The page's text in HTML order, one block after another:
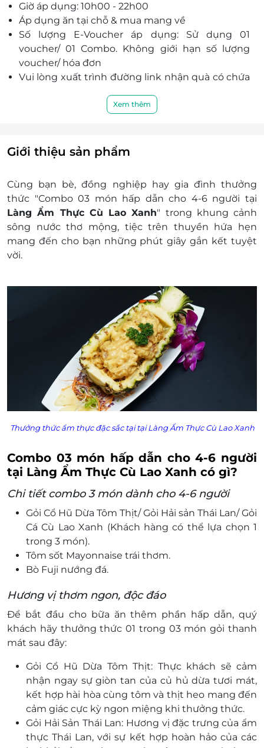
góc nhìn hướng tầm mắt về Chung cư Grand
View - Quận 7, ta như nhỏ lại dưới sự chở che của
mẹ thiên nhiên khi bao bọc nhà hàng là dòng
nước nhẹ nhàng uốn quanh.
Đội ngũ nhân viên được đào tạo bài bản, chuyên
nghiệp để mang đến dịch vụ, trải nghiệm tiệc
tốt nhất cho Quý khách hàng đến với Làng Ẩm
Giờ áp dụng: 10h00 - 22h00
Áp dụng ăn tại chỗ & mua mang về
Số lượng E-Voucher áp dụng: Sử dụng 01
voucher/ 01 Combo. Không giới hạn số lượng
voucher/ hóa đơn
Vui lòng xuất trình đường link nhận quà có chứa
cho nhân viên tại quầy trước khi thanh toán để
989 8000 - 0932 051 939 trước khi đến để được
hỗ trợ & phục vụ tốt nhất
Phong, Quận 7, Thành phố Hồ Chí Minh (Bến
tàu Marina Club)
E-Voucher/E-Coupon không có giá trị quy đổi
thành tiền mặt, không trả lại tiền thừa
Không áp dụng đồng thời với chương trình
khuyến mại khác
Khách hàng vui lòng bù thêm phần chênh lệch
phát sinh (nếu có) & thanh toán trực tiếp nhà
Xem thêm
Giới thiệu sản phẩm
Cùng bạn bè, đồng nghiệp hay gia đình thưởng
thức "Combo 03 món hấp dẫn cho 4-6 người tại
Làng Ẩm Thực Cù Lao Xanh" trong khung cảnh
sông nước thơ mộng, tiệc trên thuyền hứa hẹn
mang đến cho bạn những phút giây gắn kết tuyệt
vời.
Thưởng thức ẩm thực đặc sắc tạitại Làng Ẩm Thực Cù Lao Xanh
Combo 03 món hấp dẫn cho 4-6 người
tại Làng Ẩm Thực Cù Lao Xanh có gì?
Chi tiết combo 3 món dành cho 4-6 người
Gỏi Cổ Hũ Dừa Tôm Thịt/ Gỏi Hải sản Thái Lan/ Gỏi
Cá Cù Lao Xanh (Khách hàng có thể lựa chọn 1
trong 3 món).
Tôm sốt Mayonnaise trái thơm.
Bò Fuji nướng đá.
Hương vị thơm ngon, độc đáo
Để bắt đầu cho bữa ăn thêm phần hấp dẫn, quý
khách hãy thưởng thức 01 trong 03 món gỏi thanh
mát sau đây:
Gỏi Cổ Hũ Dừa Tôm Thịt: Thực khách sẽ cảm
nhận ngay sự giòn tan của củ hủ dừa tươi mát,
kết hợp hài hòa cùng tôm và thịt heo mang đến
cảm giác cực kỳ ngon miệng khi thưởng thức.
Gỏi Hải Sản Thái Lan: Hương vị đặc trưng của ẩm
thực Thái Lan, với sự kết hợp hoàn hảo của các